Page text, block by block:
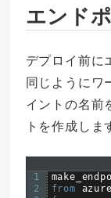
エンド
デプロイ前に
同じようにワ
イントの名前
トを作成しま
1
2
from azure